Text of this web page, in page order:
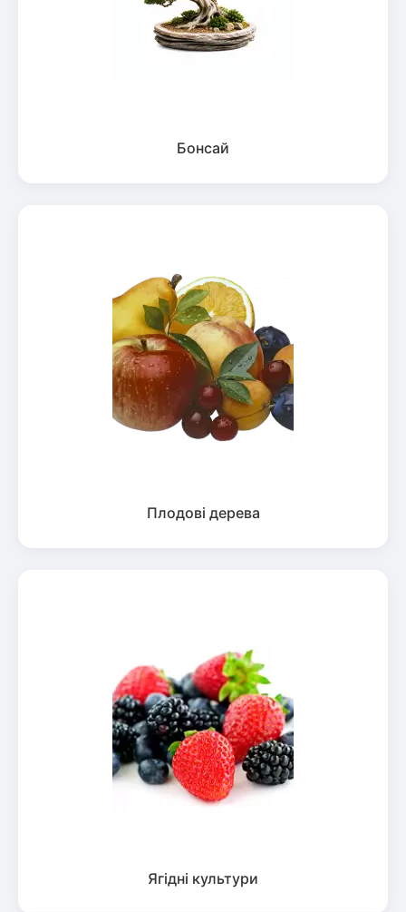
Бонсай
Плодові дерева
Ягідні культури